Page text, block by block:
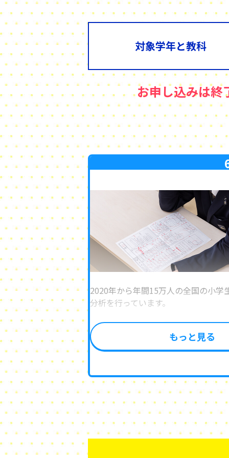
対象学年と教科
お申し込みは終
2020年から年間15万人の全国の小
分析を行っています。
テス
もっと見る